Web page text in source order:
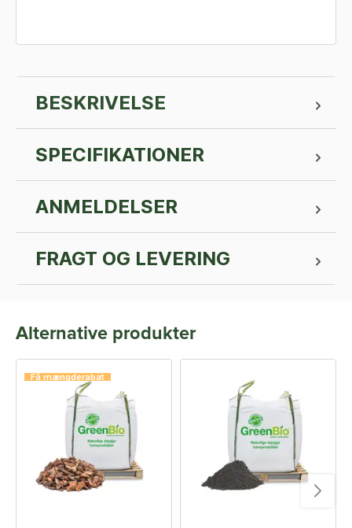
BESKRIVELSE
SPECIFIKATIONER
ANMELDELSER
FRAGT OG LEVERING
Alternative produkter
Få mængderabat